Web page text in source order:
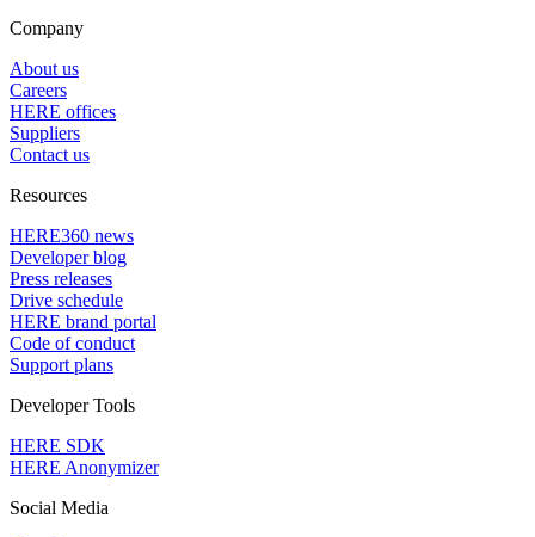
Company
About us
Careers
HERE offices
Suppliers
Contact us
Resources
HERE360 news
Developer blog
Press releases
Drive schedule
HERE brand portal
Code of conduct
Support plans
Developer Tools
HERE SDK
HERE Anonymizer
Social Media